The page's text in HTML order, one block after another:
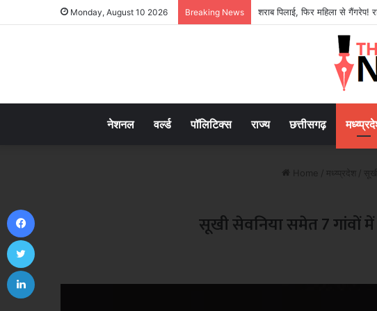
Monday, August 10 2026 Breaking News शराब पिलाई, फिर महिला से गैंगरेप!
नेशनल वर्ल्ड पॉलिटिक्स राज्य छत्तीसगढ़
Home / मध्य्प्रदेश /
सूखी सेवनिया समेत 7 गांवों